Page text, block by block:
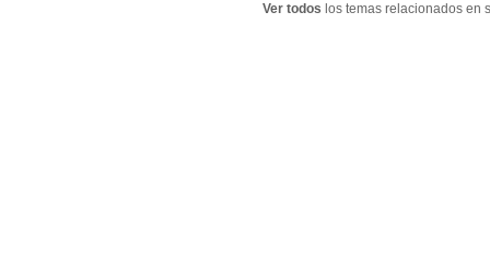
Ver todos los temas relacionados en